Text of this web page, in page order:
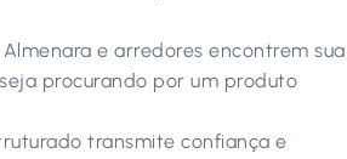
e arredores encontrem sua
procurando por um produto
transmite confiança e